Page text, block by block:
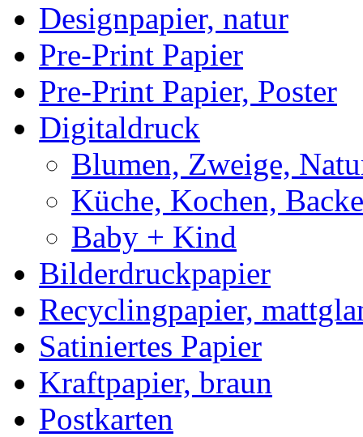
Designpapier, natur
Pre-Print Papier
Pre-Print Papier, Poster
Digitaldruck
Blumen, Zweige,
Küche, Kochen,
Baby + Kind
Bilderdruckpapier
Recyclingpapier,
Satiniertes Papier
Kraftpapier, braun
Postkarten